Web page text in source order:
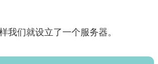
我们就设立了一个服务器。